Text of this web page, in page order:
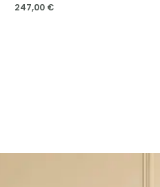
247,00 €